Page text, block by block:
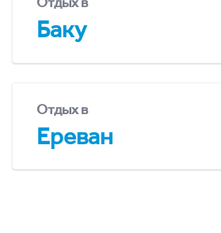
Баку
Отдых в
Ереван